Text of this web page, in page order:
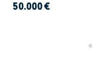
50.000 €
«